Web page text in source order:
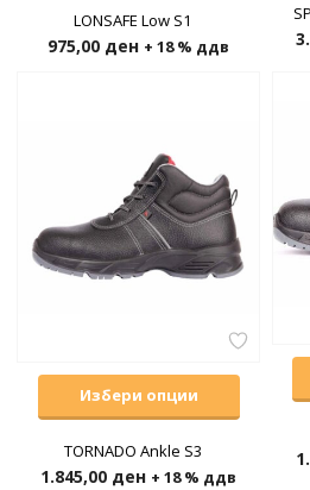
LONSAFE Low S1
975,00 ден + 18 % ддв
Избери опции
TORNADO Ankle S3
1.845,00 ден + 18 % ддв